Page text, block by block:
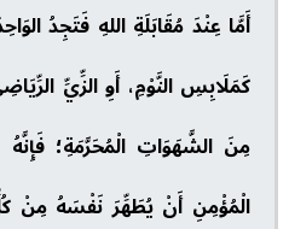
أَمَّا عِنْدَ مُقَابَلَةِ اللهِ فَتَجِدُ
كَمَلَابِسِ النَّوْمِ، أَوِ الزِّيِّ
مِنَ الشَّهَوَاتِ الْمُحَرَّمَةِ؛
الْمُؤْمِنِ أَنْ يُطَهِّرَ نَفْسَهُ مِنْ